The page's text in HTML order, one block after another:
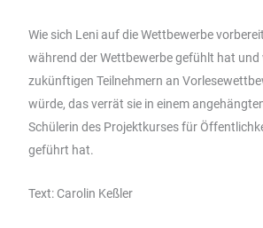
Wie sich Leni auf die Wettbewerbe
während der Wettbewerbe gefühlt hat und
zukünftigen Teilnehmern an
würde, das verrät sie in einem
Schülerin des Projektkurses für
geführt hat.
Text: Carolin Keßler